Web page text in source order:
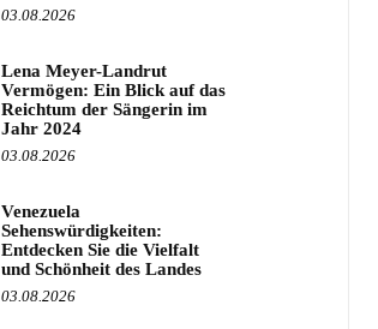
03.08.2026
Lena Meyer-Landrut
Vermögen: Ein Blick auf das
Reichtum der Sängerin im
Jahr 2024
03.08.2026
Venezuela
Sehenswürdigkeiten:
Entdecken Sie die Vielfalt
und Schönheit des Landes
03.08.2026